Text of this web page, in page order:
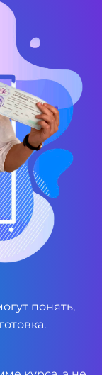
понять,